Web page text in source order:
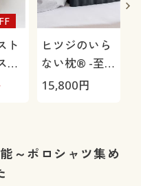
ト
ト
ヒツジのいら
ない枕® -至
極-
15,800円
～ポロシャツ集め